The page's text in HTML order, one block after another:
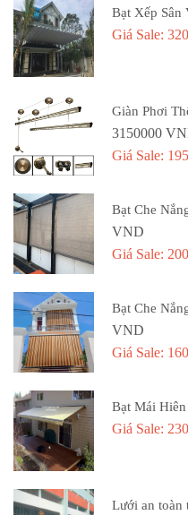
Bạt Xếp Sân
Giá Sale:
Giàn Phơi
3150000
Giá Sale:
Bạt Che
VND
Giá Sale:
Bạt Che
VND
Giá Sale:
Bạt Mái
Giá Sale:
Lưới an toàn